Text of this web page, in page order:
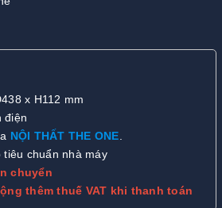
x H112 mm
điện
NỘI THẤT THE ONE.
tiêu chuẩn nhà máy
chuyển
thêm thuế VAT khi thanh toán